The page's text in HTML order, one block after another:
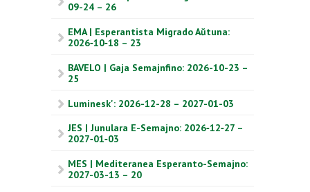
09-24 – 26
EMA | Esperantista Migrado Aŭtuna:
2026‑10‑18 – 23
BAVELO | Gaja Semajnfino: 2026-10-23 –
25
Luminesk': 2026-12-28 – 2027-01-03
JES | Junulara E-Semajno: 2026‑12‑27 –
2027‑01‑03
MES | Mediteranea Esperanto-Semajno:
2027-03-13 – 20